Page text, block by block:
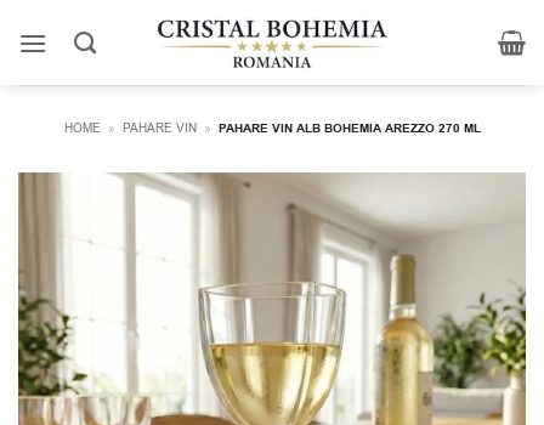
HOME » PAHARE VIN » PAHARE VIN ALB BOHEMIA AREZZO 270 ML